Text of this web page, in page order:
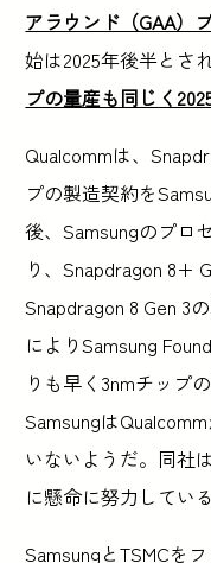
アラウンド（GAA）
始は2025年後半とさ
プの量産も同じく
Qualcommは、
プの製造契約を
後、Samsungのプロ
り、Snapdragon 8+
Snapdragon 8 Gen 3
によりSamsung
りも早く3nmチップ
Samsungは
いないようだ。同社
に懸命に努力している
SamsungとTSMCを